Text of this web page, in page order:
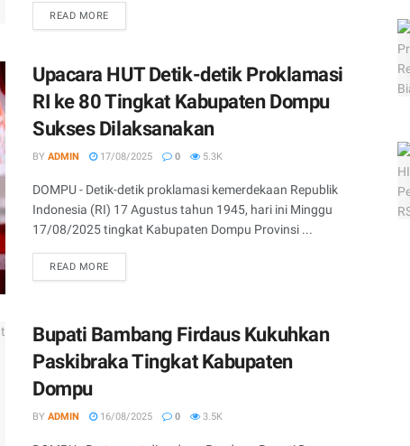
READ MORE
Upacara HUT Detik-detik Proklamasi
RI ke 80 Tingkat Kabupaten Dompu
Sukses Dilaksanakan
BY ADMIN 17/08/2025 0 5.3K
DOMPU - Detik-detik proklamasi kemerdekaan Republik
Indonesia (RI) 17 Agustus tahun 1945, hari ini Minggu
17/08/2025 tingkat Kabupaten Dompu Provinsi ...
READ MORE
Bupati Bambang Firdaus Kukuhkan
Paskibraka Tingkat Kabupaten
Dompu
BY ADMIN 16/08/2025 0 3.5K